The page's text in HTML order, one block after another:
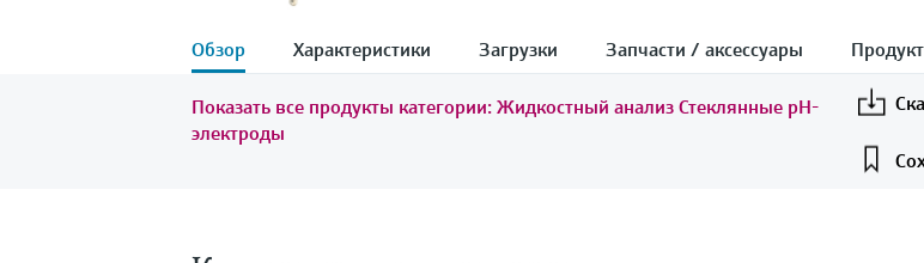
Обзор Характеристики Загрузки Запчасти / аксессуары
Показать все продукты категории: Жидкостный анализ Стеклянные pH-
электроды